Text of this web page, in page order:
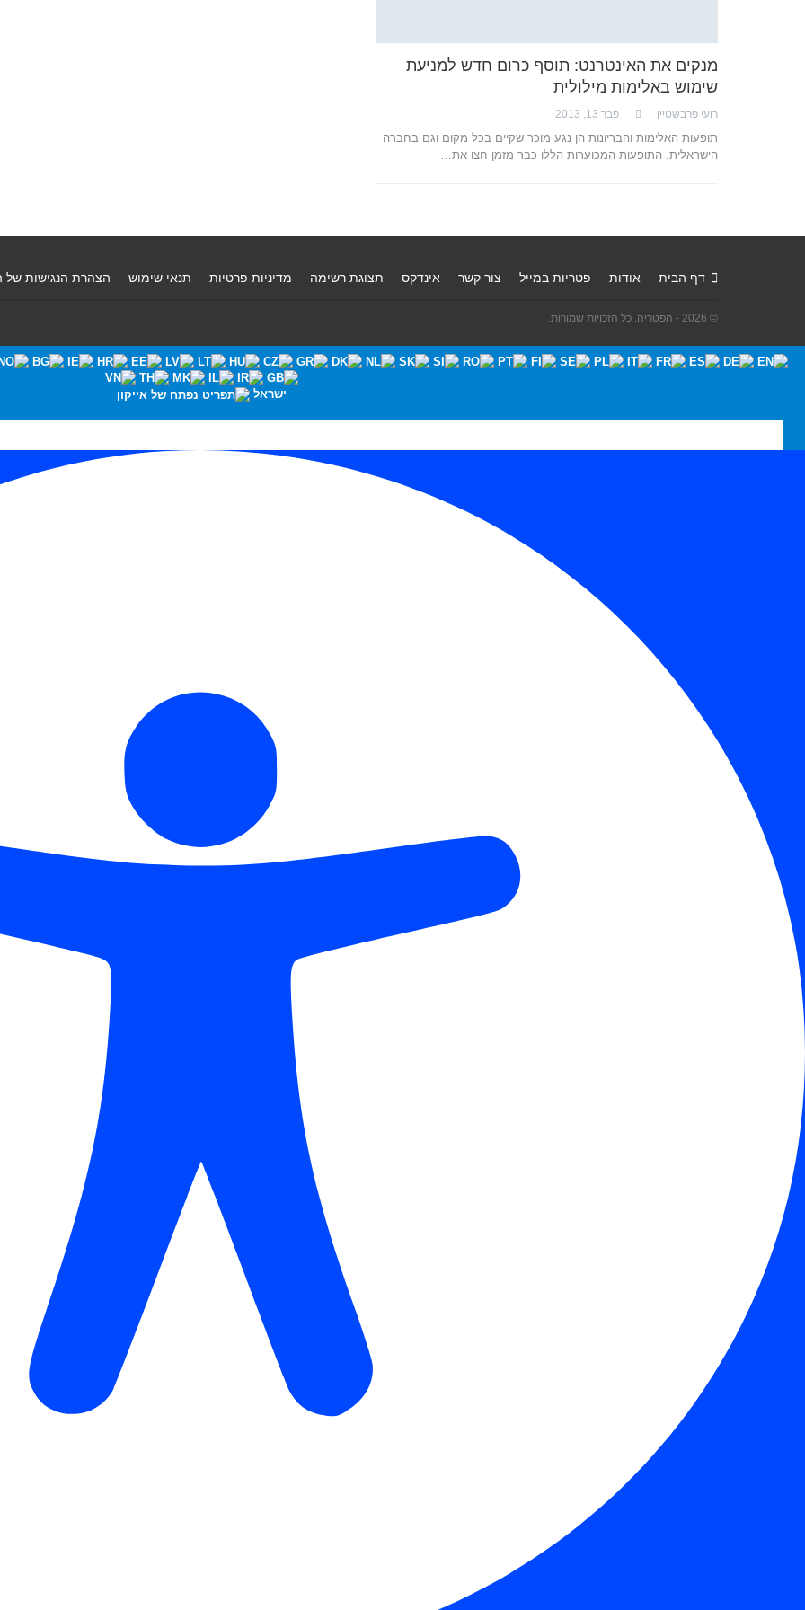
מנקים את האינטרנט: תוסף כרום חדש למניעת
שימוש באלימות מילולית
רועי פרבשטיין פבר 13, 2013
תופעות האלימות והבריונות הן נגע מוכר שקיים בכל מקום וגם בחברה
הישראלית. התופעות המכוערות הללו כבר מזמן חצו את…
דף הבית אודות פטריות במייל צור קשר אינדקס תצוגת רשימה מדיניות פרטיות תנאי שימוש הצהרת הנגישות של
© 2026 - הפטריה. כל הזכויות שמורות.
ישראל